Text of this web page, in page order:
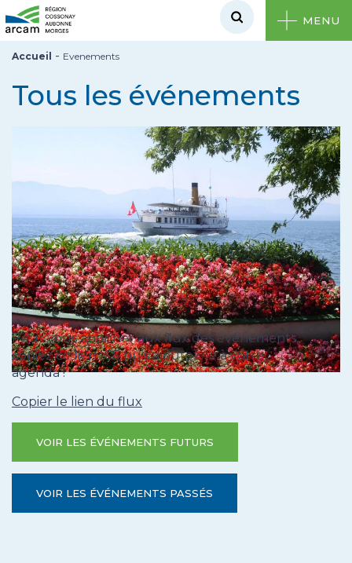
MENU
Accueil - Evenements
Tous les événements
Pour vous abonner aux flux des événements,
copiez ce lien ICS puis ajoutez-le à votre
agenda !
Copier le lien du flux
VOIR LES ÉVÉNEMENTS FUTURS
VOIR LES ÉVÉNEMENTS PASSÉS